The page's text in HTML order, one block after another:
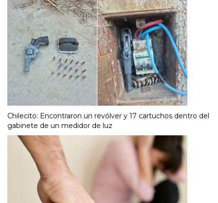
Chilecito: Encontraron un revólver y 17 cartuchos dentro del
gabinete de un medidor de luz